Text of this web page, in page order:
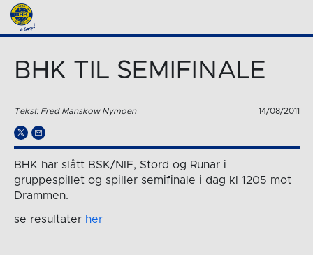
BHK TIL SEMIFINALE
Tekst: Fred Manskow Nymoen 14/08/2011
BHK har slått BSK/NIF, Stord og Runar i
gruppespillet og spiller semifinale i dag kl 1205 mot
Drammen.
se resultater her